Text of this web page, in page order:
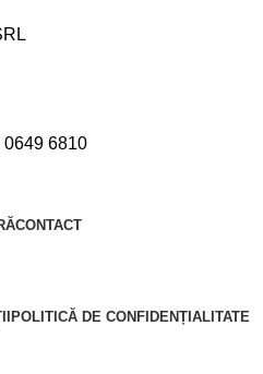
0649 6810
CONTACT
POLITICĂ DE CONFIDENȚIALITATE